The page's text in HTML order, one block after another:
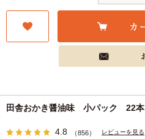
田舎おかき醤油味 小パック 22本
4.8 （856） レビューを見る